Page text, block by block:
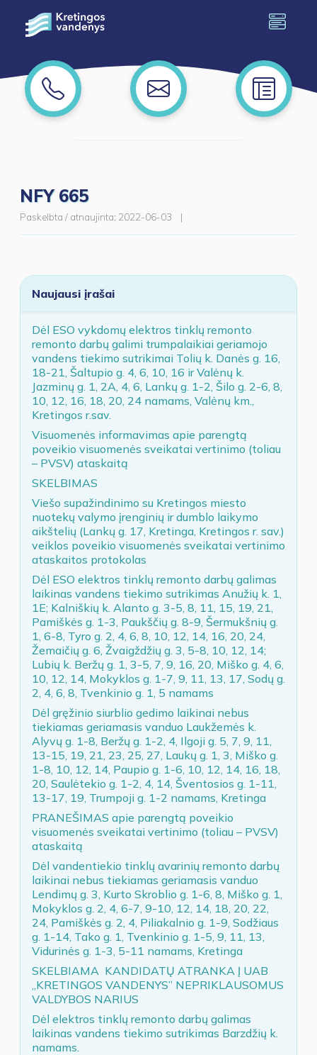
NFY 665
Paskelbta / atnaujinta: 2022-06-03 |
Naujausi įrašai
Dėl ESO vykdomų elektros tinklų remonto
remonto darbų galimi trumpalaikiai geriamojo
vandens tiekimo sutrikimai Tolių k. Danės g. 16,
18-21, Šaltupio g. 4, 6, 10, 16 ir Valėnų k.
Jazminų g. 1, 2A, 4, 6, Lankų g. 1-2, Šilo g. 2-6, 8,
10, 12, 16, 18, 20, 24 namams, Valėnų km.,
Kretingos r.sav.
Visuomenės informavimas apie parengtą
poveikio visuomenės sveikatai vertinimo (toliau
– PVSV) ataskaitą
SKELBIMAS
Viešo supažindinimo su Kretingos miesto
nuotekų valymo įrenginių ir dumblo laikymo
aikštelių (Lankų g. 17, Kretinga, Kretingos r. sav.)
veiklos poveikio visuomenės sveikatai vertinimo
ataskaitos protokolas
Dėl ESO elektros tinklų remonto darbų galimas
laikinas vandens tiekimo sutrikimas Anužių k. 1,
1E; Kalniškių k. Alanto g. 3-5, 8, 11, 15, 19, 21,
Pamiškės g. 1-3, Paukščių g. 8-9, Šermukšnių g.
1, 6-8, Tyro g. 2, 4, 6, 8, 10, 12, 14, 16, 20, 24,
Žemaičių g. 6, Žvaigždžių g. 3, 5-8, 10, 12, 14;
Lubių k. Beržų g. 1, 3-5, 7, 9, 16, 20, Miško g. 4, 6,
10, 12, 14, Mokyklos g. 1-7, 9, 11, 13, 17, Sodų g.
2, 4, 6, 8, Tvenkinio g. 1, 5 namams
Dėl gręžinio siurblio gedimo laikinai nebus
tiekiamas geriamasis vanduo Laukžemės k.
Alyvų g. 1-8, Beržų g. 1-2, 4, Ilgoji g. 5, 7, 9, 11,
13-15, 19, 21, 23, 25, 27, Laukų g. 1, 3, Miško g.
1-8, 10, 12, 14, Paupio g. 1-6, 10, 12, 14, 16, 18,
20, Saulėtekio g. 1-2, 4, 14, Šventosios g. 1-11,
13-17, 19, Trumpoji g. 1-2 namams, Kretinga
PRANEŠIMAS apie parengtą poveikio
visuomenės sveikatai vertinimo (toliau – PVSV)
ataskaitą
Dėl vandentiekio tinklų avarinių remonto darbų
laikinai nebus tiekiamas geriamasis vanduo
Lendimų g. 3, Kurto Skroblio g. 1-6, 8, Miško g. 1,
Mokyklos g. 2, 4, 6-7, 9-10, 12, 14, 18, 20, 22,
24, Pamiškės g. 2, 4, Piliakalnio g. 1-9, Sodžiaus
g. 1-14, Tako g. 1, Tvenkinio g. 1-5, 9, 11, 13,
Vidurinės g. 1-3, 5-11 namams, Kretinga
SKELBIAMA KANDIDATŲ ATRANKA Į UAB
„KRETINGOS VANDENYS” NEPRIKLAUSOMUS
VALDYBOS NARIUS
Dėl elektros tinklų remonto darbų galimas
laikinas vandens tiekimo sutrikimas Barzdžių k.
namams.